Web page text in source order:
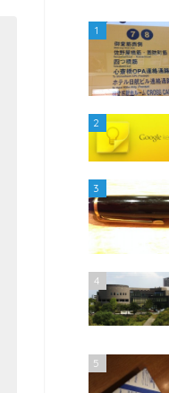
1
2
3
4
5